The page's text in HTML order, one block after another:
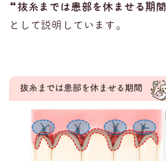
“抜糸までは患部を休ませる期間
として説明しています。